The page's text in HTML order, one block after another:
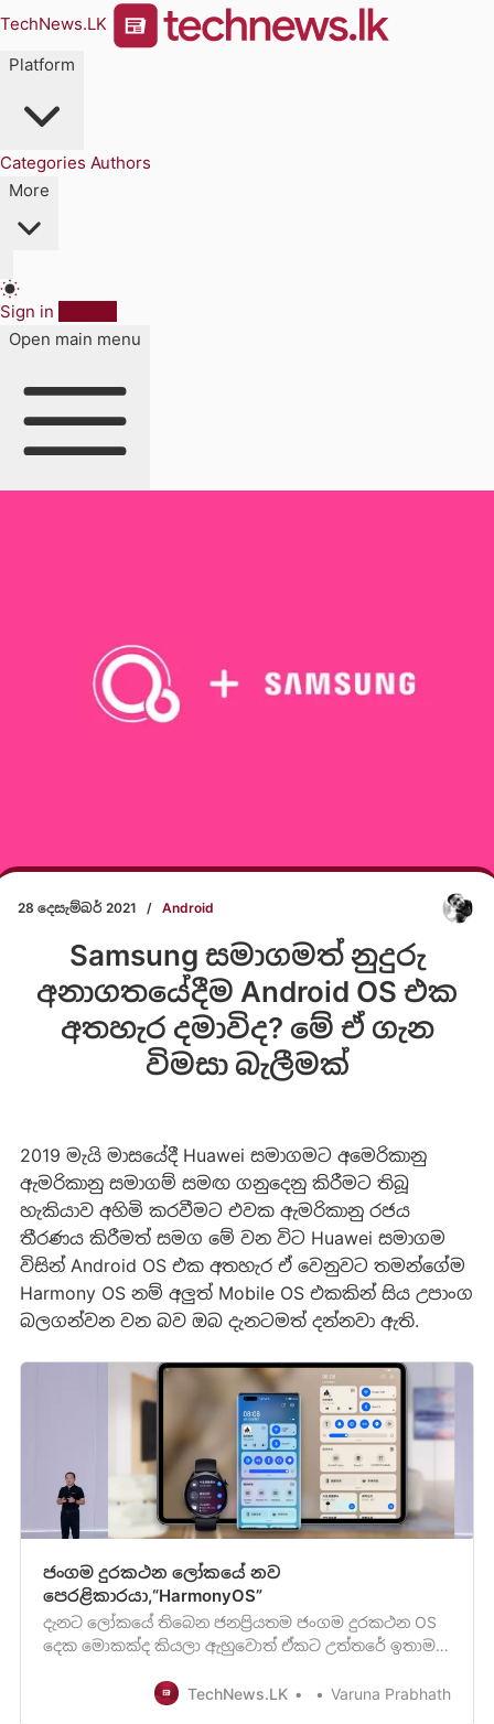
TechNews.LK
Platform
Categories Authors
More
Sign in
Open main menu
28 දෙසැම්බර් 2021 / Android
Samsung සමාගමත් නුදුරු
අනාගතයේදීම Android OS එක
අතහැර දමාවිද? මේ ඒ ගැන
විමසා බැලීමක්
2019 මැයි මාසයේදී Huawei සමාගමට අමෙරිකානු
ඇමරිකානු සමාගම් සමඟ ගනුදෙනු කිරීමට තිබූ
හැකියාව අහිමි කරවීමට එවක ඇමරිකානු රජය
තීරණය කිරීමත් සමග මේ වන විට Huawei සමාගම
විසින් Android OS එක අතහැර ඒ වෙනුවට තමන්ගේම
Harmony OS නම් අලුත් Mobile OS එකකින් සිය උපාංග
බලගන්වන වන බව ඔබ දැනටමත් දන්නවා ඇති.
ජංගම දුරකථන ලෝකයේ නව
පෙරළිකාරයා,“HarmonyOS”
දැනට ලෝකයේ තිබෙන ජනප්‍රියතම ජංගම දුරකථන OS
දෙක මොකක්ද කියලා ඇහුවොත් ඒකට උත්තරේ ඉතාම
එකක් වෙනස් සුවිශේෂීතාවයන්
TechNews.LK Varuna Prabhath